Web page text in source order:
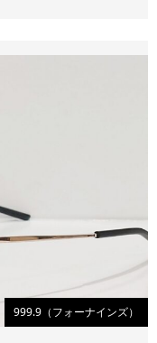
999.9（フォーナインズ）